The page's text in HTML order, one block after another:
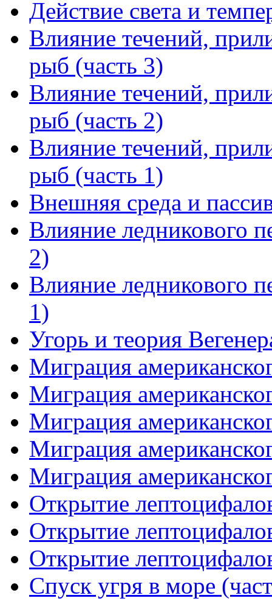
Действие света и
Влияние течений,
рыб (часть 3)
Влияние течений,
рыб (часть 2)
Влияние течений,
рыб (часть 1)
Внешняя среда и
Влияние ледникового
2)
Влияние ледникового
1)
Угорь и теория
Миграция
Миграция
Миграция
Миграция
Миграция
Открытие
Открытие
Открытие
Спуск угря в море